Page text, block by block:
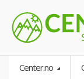
Center.no